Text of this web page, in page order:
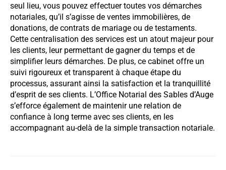
seul lieu, vous pouvez effectuer toutes vos démarches
notariales, qu’il s’agisse de ventes immobilières, de
donations, de contrats de mariage ou de testaments.
Cette centralisation des services est un atout majeur pour
les clients, leur permettant de gagner du temps et de
simplifier leurs démarches. De plus, ce cabinet offre un
suivi rigoureux et transparent à chaque étape du
processus, assurant ainsi la satisfaction et la tranquillité
d’esprit de ses clients. L’Office Notarial des Sables d’Auge
s’efforce également de maintenir une relation de
confiance à long terme avec ses clients, en les
accompagnant au-delà de la simple transaction notariale.